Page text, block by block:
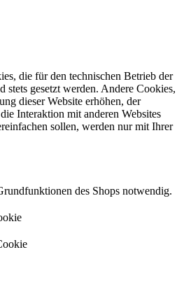
die für den technischen Betrieb der
stets gesetzt werden. Andere Cookies,
dieser Website erhöhen, der
Interaktion mit anderen Websites
sollen, werden nur mit Ihrer
des Shops notwendig.